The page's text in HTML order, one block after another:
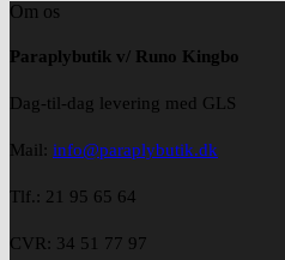
Om os
Paraplybutik v/ Runo Kingbo
Dag-til-dag levering med GLS
Mail: info@paraplybutik.dk
Tlf.: 21 95 65 64
CVR: 34 51 77 97